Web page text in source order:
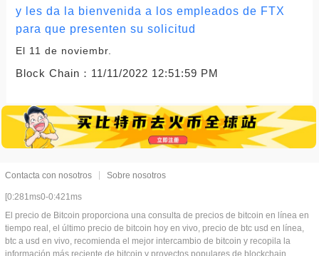
y les da la bienvenida a los empleados de FTX
para que presenten su solicitud
El 11 de noviembr.
Block Chain： 11/11/2022 12:51:59 PM
Contacta con nosotros Sobre nosotros
[0:281ms0-0:421ms
El precio de Bitcoin proporciona una consulta de precios de bitcoin en línea en
tiempo real, el último precio de bitcoin hoy en vivo, precio de btc usd en línea,
btc a usd en vivo, recomienda el mejor intercambio de bitcoin y recopila la
información más reciente de bitcoin y proyectos populares de blockchain,